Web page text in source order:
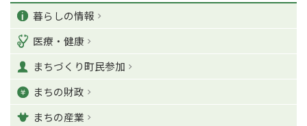
カ
テ
ゴ
リ
ー
暮らしの情報
医療・健康
まちづくり町民参加
まちの財政
まちの産業